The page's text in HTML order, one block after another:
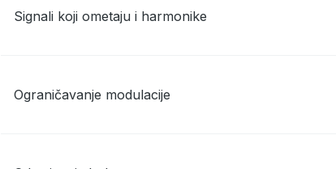
Signali koji ometaju i harmonike
Ograničavanje modulacije